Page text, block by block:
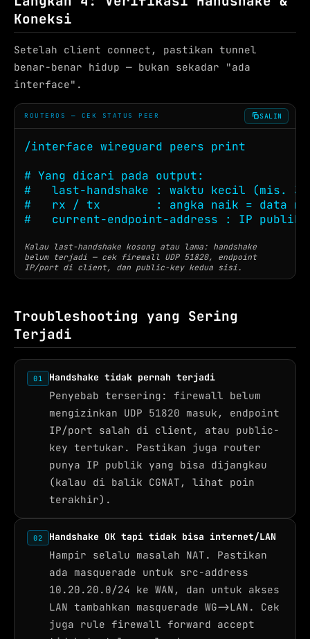
Koneksi
Setelah client connect, pastikan tunnel
benar-benar hidup — bukan sekadar "ada
interface".
ROUTEROS — CEK STATUS PEER SALIN
/interface wireguard peers print
# Yang dicari pada output:
#   last-handshake : waktu kecil (mis.
#   rx / tx        : angka naik = data
#   current-endpoint-address : IP publik
Kalau last-handshake kosong atau lama: handshake
belum terjadi — cek firewall UDP 51820, endpoint
IP/port di client, dan public-key kedua sisi.
Troubleshooting yang Sering
Terjadi
01 Handshake tidak pernah terjadi
Penyebab tersering: firewall belum
mengizinkan UDP 51820 masuk, endpoint
IP/port salah di client, atau public-
key tertukar. Pastikan juga router
punya IP publik yang bisa dijangkau
(kalau di balik CGNAT, lihat poin
terakhir).
02 Handshake OK tapi tidak bisa internet/LAN
Hampir selalu masalah NAT. Pastikan
ada masquerade untuk src-address
10.20.20.0/24 ke WAN, dan untuk akses
LAN tambahkan masquerade WG->LAN. Cek
juga rule firewall forward accept